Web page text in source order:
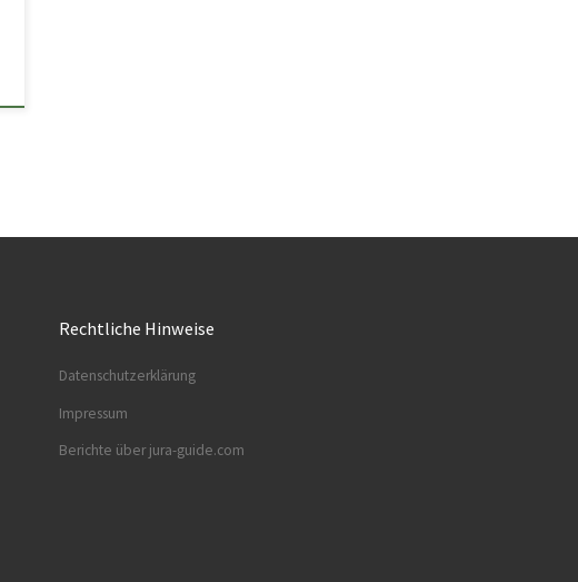
Rechtliche Hinweise
Datenschutzerklärung
Impressum
Berichte über jura-guide.com